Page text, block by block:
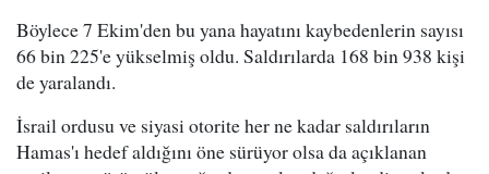
Böylece 7 Ekim'den bu yana hayatını kaybedenlerin sayısı
66 bin 225'e yükselmiş oldu. Saldırılarda 168 bin 938 kişi
de yaralandı.
İsrail ordusu ve siyasi otorite her ne kadar saldırıların
Hamas'ı hedef aldığını öne sürüyor olsa da açıklanan